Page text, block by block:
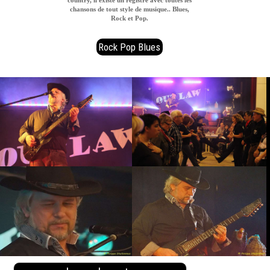
chansons de tout style de musique.. Blues,
Rock et Pop.
Rock Pop Blues